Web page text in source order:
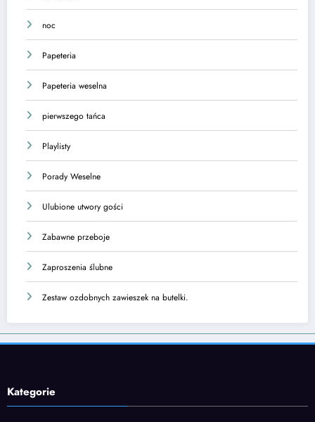
noc
Papeteria
Papeteria weselna
pierwszego tańca
Playlisty
Porady Weselne
Ulubione utwory gości
Zabawne przeboje
Zaproszenia ślubne
Zestaw ozdobnych zawieszek na butelki.
Kategorie